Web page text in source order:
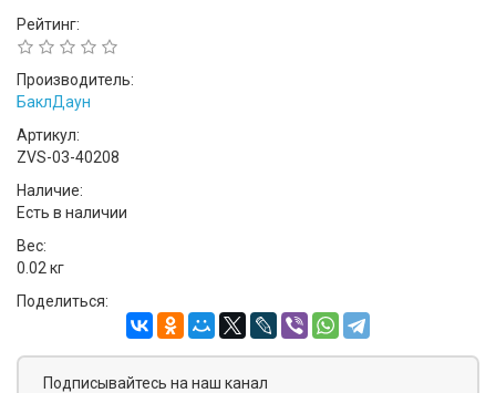
Рейтинг:
Производитель:
БаклДаун
Артикул:
ZVS-03-40208
Наличие:
Есть в наличии
Вес:
0.02 кг
Поделиться:
Подписывайтесь на наш канал